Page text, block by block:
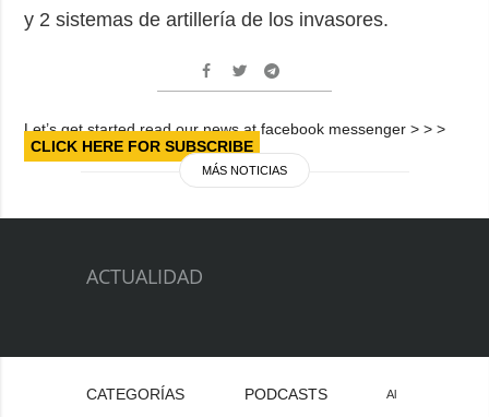
y 2 sistemas de artillería de los invasores.
Let’s get started read our news at facebook messenger > > >
CLICK HERE FOR SUBSCRIBE
MÁS NOTICIAS
ACTUALIDAD
CATEGORÍAS
PODCASTS
Al